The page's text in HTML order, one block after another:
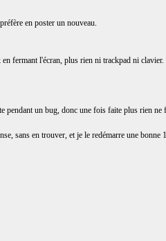
en poster un nouveau.
fermant l'écran, plus rien ni trackpad ni
pendant un bug, donc une fois faite plus rien ne
sans en trouver, et je le redémarre une bonne